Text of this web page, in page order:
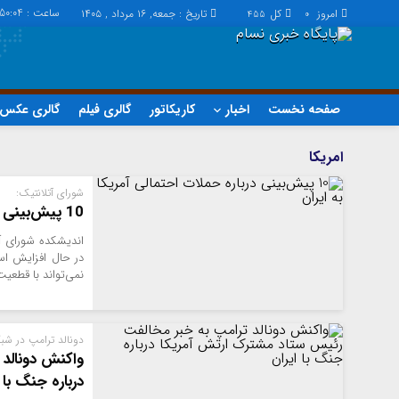
کل 455 امروز 0 تاریخ : جمعه, ۱۶ مرداد , ۱۴۰۵ ساعت :
صفحه نخست اخبار کاریکاتور گالری فیلم گالری عکس
اجتماعی
اقتصاد
گالری فیلم
گالری عکس
حساب مشتری
امریکا
شورای آتلانتیک:
10 پیش‌بینی درباره حملات احتمالی آمریکا به ایران
اندیشکده شورای
در حال افزایش
نمی‌تواند با
دونالد ترامپ در
واکنش
درباره جنگ با